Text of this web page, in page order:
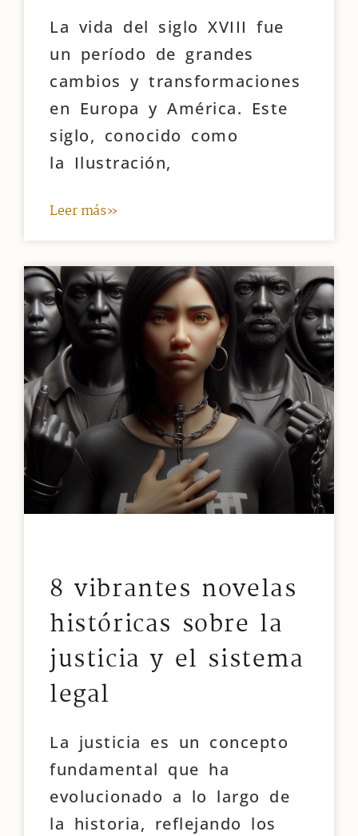
La vida del siglo XVIII fue
un período de grandes
cambios y transformaciones
en Europa y América. Este
siglo, conocido como
la Ilustración,
Leer más»
8 vibrantes novelas
históricas sobre la
justicia y el sistema
legal
La justicia es un concepto
fundamental que ha
evolucionado a lo largo de
la historia, reflejando los